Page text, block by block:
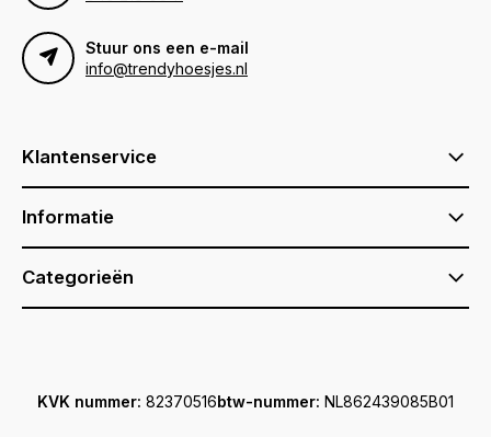
Stuur ons een e-mail
info@trendyhoesjes.nl
Klantenservice
Informatie
Categorieën
KVK nummer: 82370516btw-nummer: NL862439085B01